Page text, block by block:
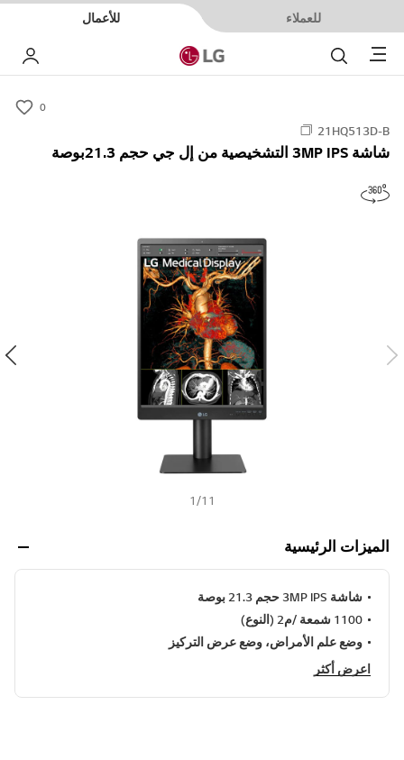
للعملاء للأعمال
Menu
0
21HQ513D-B
شاشة 3MP IPS التشخيصية من إل جي حجم 21.3بوصة
1 /11
الميزات الرئيسية
شاشة 3MP IPS حجم 21.3 بوصة
1100 شمعة /م2 (النوع)
وضع علم الأمراض، وضع عرض التركيز
اعرض أكثر